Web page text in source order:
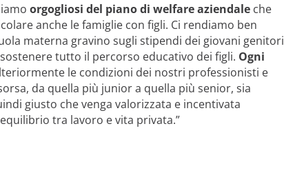
orgogliosi del piano di welfare aziendaleche
anche le famiglie con figli. Ci rendiamo ben
materna gravino sugli stipendi dei giovani genitori
tutto il percorso educativo dei figli. Ogni
le condizioni dei nostri professionisti e
da quella più junior a quella più senior, sia
giusto che venga valorizzata e incentivata
tra lavoro e vita privata.”